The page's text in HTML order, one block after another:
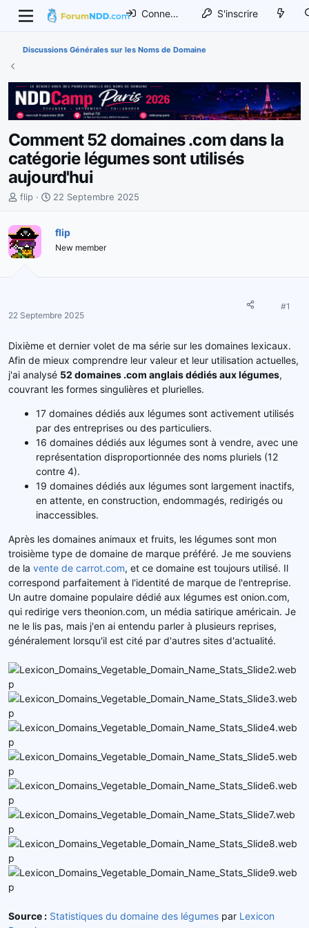
Connexion S'inscrire
Discussions Générales sur les Noms de Domaine
Comment 52 domaines .com dans la
catégorie légumes sont utilisés
aujourd'hui
I
i
t
i
r
e
l
a
d
flip
D
e
d
u
22 Septembre 2025
flip
New member
22 Septembre 2025
#1
Dixième et dernier volet de ma série sur les domaines lexicaux.
Afin de mieux comprendre leur valeur et leur utilisation actuelles,
j'ai analysé 52 domaines .com anglais dédiés aux légumes,
couvrant les formes singulières et plurielles.
17 domaines dédiés aux légumes sont activement utilisés
par des entreprises ou des particuliers.
16 domaines dédiés aux légumes sont à vendre, avec une
représentation disproportionnée des noms pluriels (12
contre 4).
19 domaines dédiés aux légumes sont largement inactifs,
en attente, en construction, endommagés, redirigés ou
inaccessibles.
Après les domaines animaux et fruits, les légumes sont mon
troisième type de domaine de marque préféré. Je me souviens
de la vente de carrot.com, et ce domaine est toujours utilisé. Il
correspond parfaitement à l'identité de marque de l'entreprise.
Un autre domaine populaire dédié aux légumes est onion.com,
qui redirige vers theonion.com, un média satirique américain. Je
ne le lis pas, mais j'en ai entendu parler à plusieurs reprises,
généralement lorsqu'il est cité par d'autres sites d'actualité.
Source : Statistiques du domaine des légumes par Lexicon